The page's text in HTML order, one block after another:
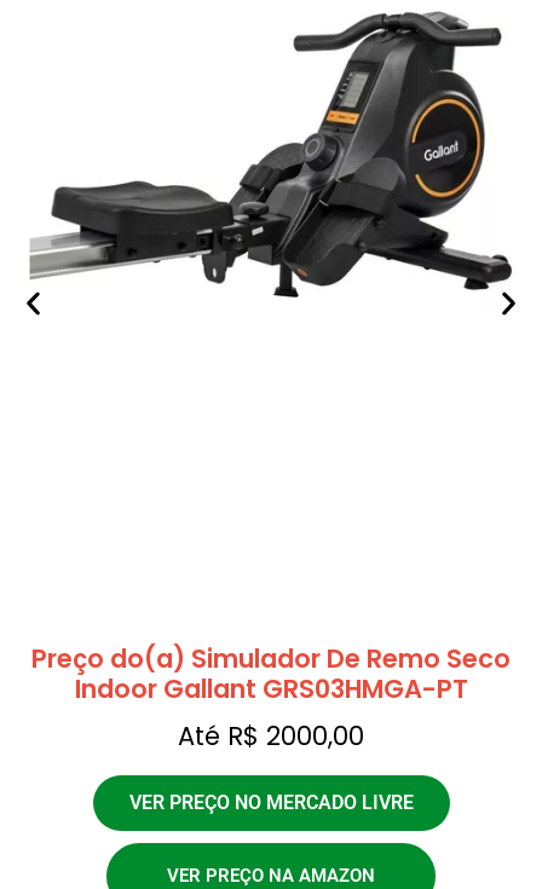
Preço do(a) Simulador De Remo Seco
Indoor Gallant GRS03HMGA-PT
Até R$ 2000,00
VER PREÇO NO MERCADO LIVRE
VER PREÇO NA AMAZON